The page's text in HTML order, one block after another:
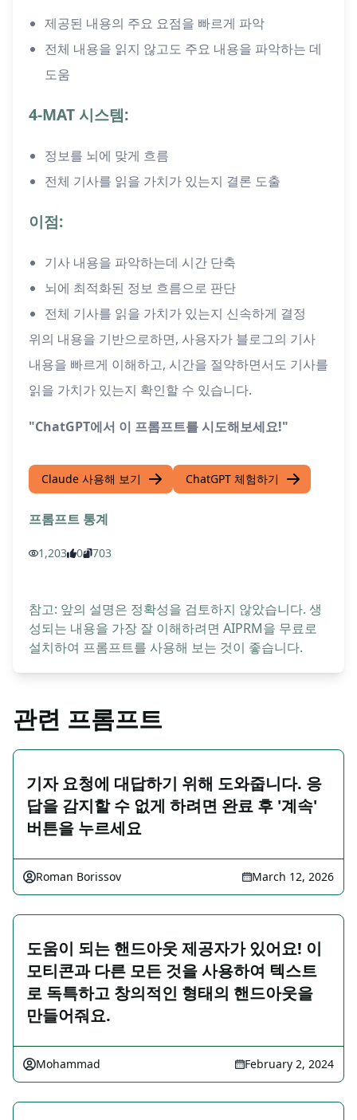
제공된 내용의 주요 요점을 빠르게 파악
전체 내용을 읽지 않고도 주요 내용을 파악하는 데
도움
4-MAT 시스템:
정보를 뇌에 맞게 흐름
전체 기사를 읽을 가치가 있는지 결론 도출
이점:
기사 내용을 파악하는데 시간 단축
뇌에 최적화된 정보 흐름으로 판단
전체 기사를 읽을 가치가 있는지 신속하게 결정
위의 내용을 기반으로하면, 사용자가 블로그의 기사
내용을 빠르게 이해하고, 시간을 절약하면서도 기사를
읽을 가치가 있는지 확인할 수 있습니다.
"ChatGPT에서 이 프롬프트를 시도해보세요!"
Claude 사용해 보기 ChatGPT 체험하기
프롬프트 통계
1,203 0 703
참고: 앞의 설명은 정확성을 검토하지 않았습니다. 생
성되는 내용을 가장 잘 이해하려면 AIPRM을 무료로
설치하여 프롬프트를 사용해 보는 것이 좋습니다.
관련 프롬프트
기자 요청에 대답하기 위해 도와줍니다. 응
답을 감지할 수 없게 하려면 완료 후 '계속'
버튼을 누르세요
Roman Borissov March 12, 2026
도움이 되는 핸드아웃 제공자가 있어요! 이
모티콘과 다른 모든 것을 사용하여 텍스트
로 독특하고 창의적인 형태의 핸드아웃을
만들어줘요.
Mohammad February 2, 2024